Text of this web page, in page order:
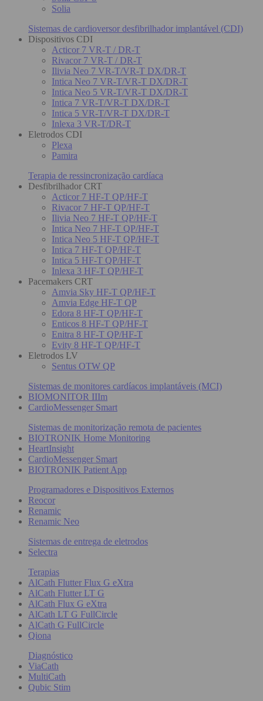
Solia
Sistemas de cardioversor desfibrilhador implantável (CDI)
Dispositivos CDI
Acticor 7 VR-T / DR-T
Rivacor 7 VR-T / DR-T
Ilivia Neo 7 VR-T/VR-T DX/DR-T
Intica Neo 7 VR-T/VR-T DX/DR-T
Intica Neo 5 VR-T/VR-T DX/DR-T
Intica 7 VR-T/VR-T DX/DR-T
Intica 5 VR-T/VR-T DX/DR-T
Inlexa 3 VR-T/DR-T
Eletrodos CDI
Plexa
Pamira
Terapia de ressincronização cardíaca
Desfibrilhador CRT
Acticor 7 HF-T QP/HF-T
Rivacor 7 HF-T QP/HF-T
Ilivia Neo 7 HF-T QP/HF-T
Intica Neo 7 HF-T QP/HF-T
Intica Neo 5 HF-T QP/HF-T
Intica 7 HF-T QP/HF-T
Intica 5 HF-T QP/HF-T
Inlexa 3 HF-T QP/HF-T
Pacemakers CRT
Amvia Sky HF-T QP/HF-T
Amvia Edge HF-T QP
Edora 8 HF-T QP/HF-T
Enticos 8 HF-T QP/HF-T
Enitra 8 HF-T QP/HF-T
Evity 8 HF-T QP/HF-T
Eletrodos LV
Sentus OTW QP
Sistemas de monitores cardíacos implantáveis (MCI)
BIOMONITOR IIIm
CardioMessenger Smart
Sistemas de monitorização remota de pacientes
BIOTRONIK Home Monitoring
HeartInsight
CardioMessenger Smart
BIOTRONIK Patient App
Programadores e Dispositivos Externos
Reocor
Renamic
Renamic Neo
Sistemas de entrega de eletrodos
Selectra
Terapias
AlCath Flutter Flux G eXtra
AlCath Flutter LT G
AlCath Flux G eXtra
AlCath LT G FullCircle
AlCath G FullCircle
Qiona
Diagnóstico
ViaCath
MultiCath
Qubic Stim